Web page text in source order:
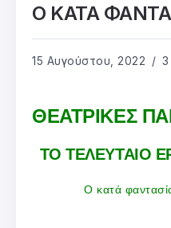
Ο ΚΑΤΑ
15 Αυγούστου, 2022
ΘΕΑΤΡΙΚΕΣ
ΤΟ ΤΕΛΕΥΤΑΙΟ
Ο κατά